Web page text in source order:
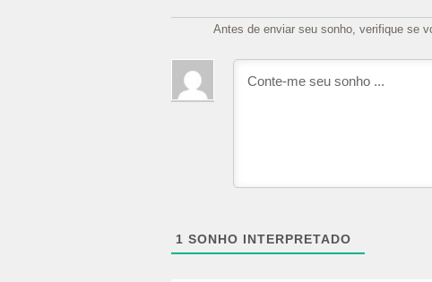
Antes de enviar seu sonho, verifique se
1 SONHO INTERPRETADO